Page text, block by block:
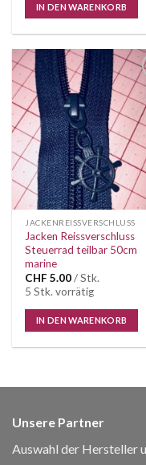
IN DEN WARENKORB
Auf
JACKENREISSVERSCHLUSS
Jacken Reissverschluss
Steuerrad teilbar 50cm
marine
CHF 5.00/ Stk.
5 Stk. vorrätig
IN DEN WARENKORB
Unsere Partner
Auswahl der Hersteller